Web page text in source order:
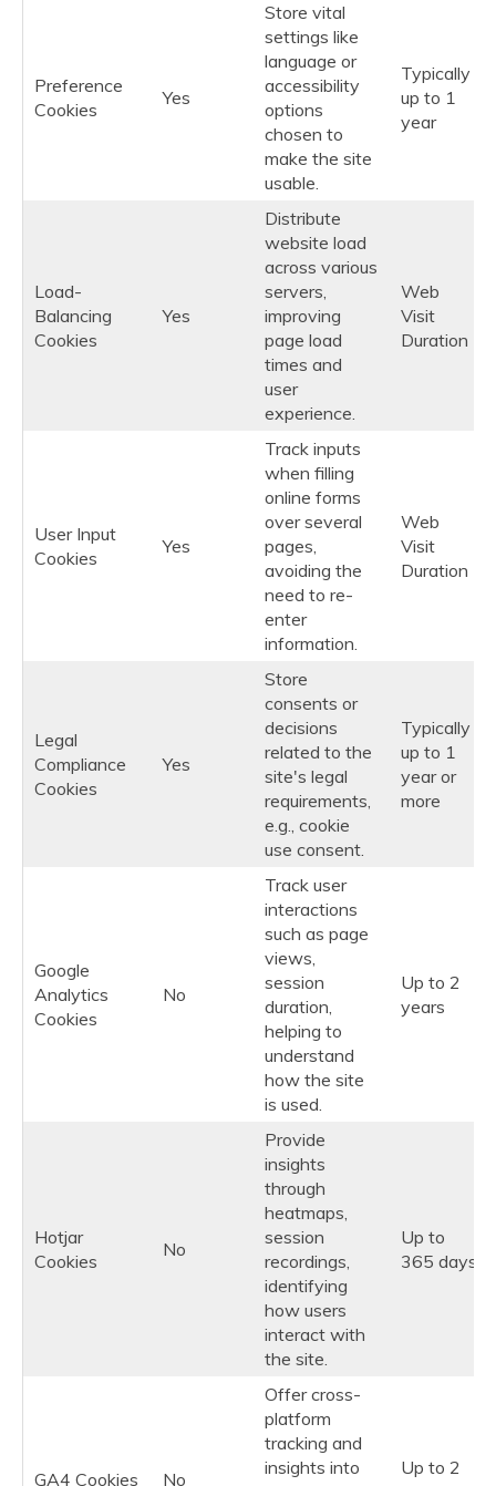
Preference
Cookies
Yes
Store vital
settings like
language or
accessibility
options
chosen to
make the site
usable.
Typically
up to 1
year
Load-
Balancing
Cookies
Yes
Distribute
website load
across various
servers,
improving
page load
times and
user
experience.
Web
Visit
Duration
User Input
Cookies
Yes
Track inputs
when filling
online forms
over several
pages,
avoiding the
need to re-
enter
information.
Web
Visit
Duration
Legal
Compliance
Cookies
Yes
Store
consents or
decisions
related to the
site's legal
requirements,
e.g., cookie
use consent.
Typically
up to 1
year or
more
Google
Analytics
Cookies
No
Track user
interactions
such as page
views,
session
duration,
helping to
understand
how the site
is used.
Up to 2
years
Hotjar
Cookies
No
Provide
insights
through
heatmaps,
session
recordings,
identifying
how users
interact with
the site.
Up to
365 days
GA4 Cookies No
Offer cross-
platform
tracking and
insights into
Up to 2